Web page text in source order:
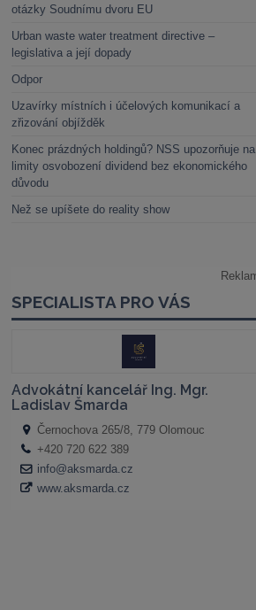
otázky Soudnímu dvoru EU
Urban waste water treatment directive –
legislativa a její dopady
Odpor
Uzavírky místních i účelových komunikací a
zřizování objížděk
Konec prázdných holdingů? NSS upozorňuje na
limity osvobození dividend bez ekonomického
důvodu
Než se upíšete do reality show